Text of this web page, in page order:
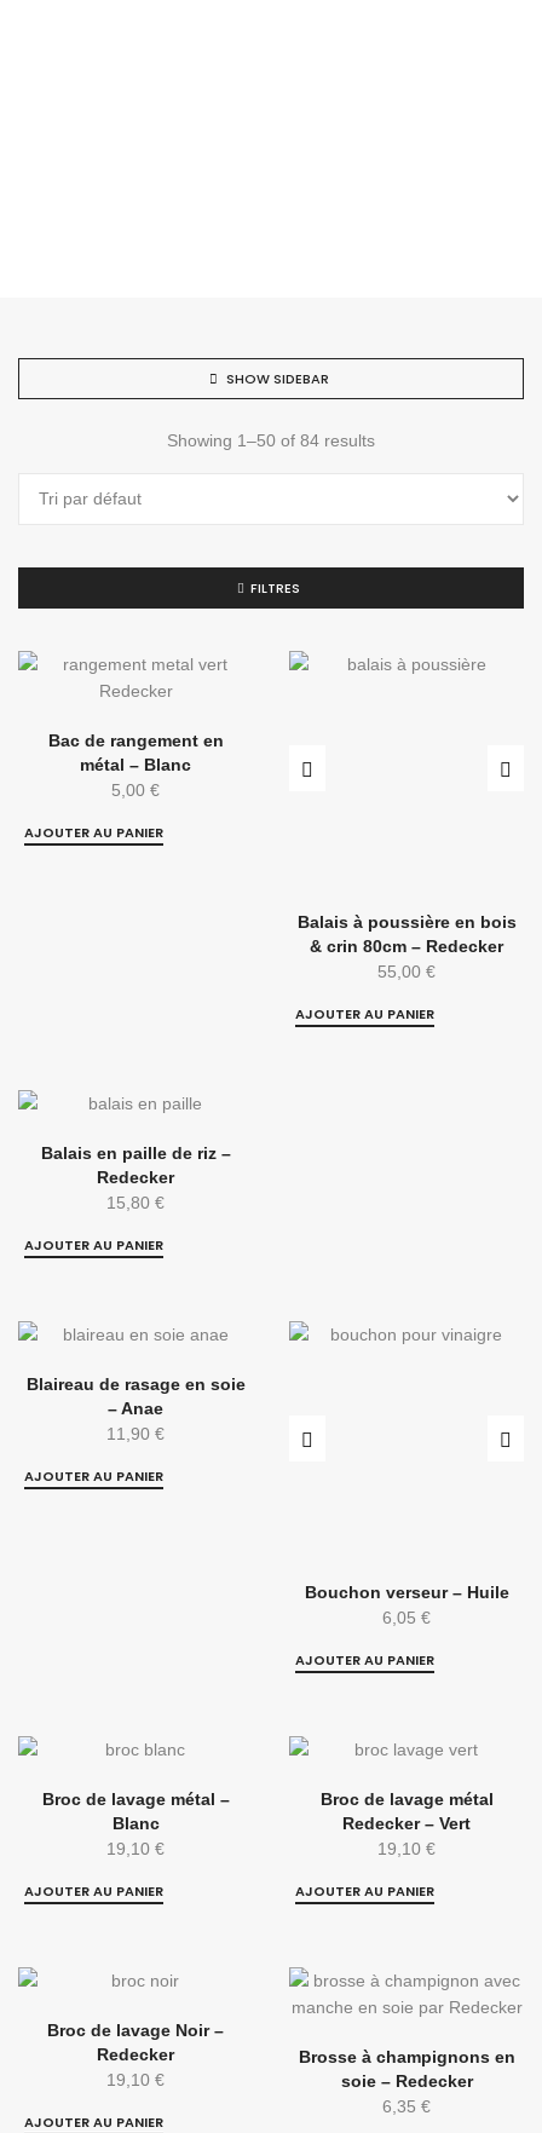
SHOW SIDEBAR
Showing 1–50 of 84 results
FILTRES
Bac de rangement en
métal – Blanc
5,00 €
AJOUTER AU PANIER
Balais à poussière en bois
& crin 80cm – Redecker
55,00 €
AJOUTER AU PANIER
Balais en paille de riz –
Redecker
15,80 €
AJOUTER AU PANIER
Blaireau de rasage en soie
– Anae
11,90 €
AJOUTER AU PANIER
Bouchon verseur – Huile
6,05 €
AJOUTER AU PANIER
Broc de lavage métal –
Blanc
19,10 €
AJOUTER AU PANIER
Broc de lavage métal
Redecker – Vert
19,10 €
AJOUTER AU PANIER
Broc de lavage Noir –
Redecker
19,10 €
AJOUTER AU PANIER
Brosse à champignons en
soie – Redecker
6,35 €